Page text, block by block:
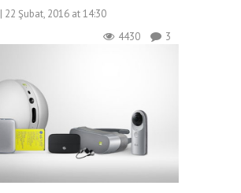
| 22 Şubat, 2016 at 14:30
4430
3